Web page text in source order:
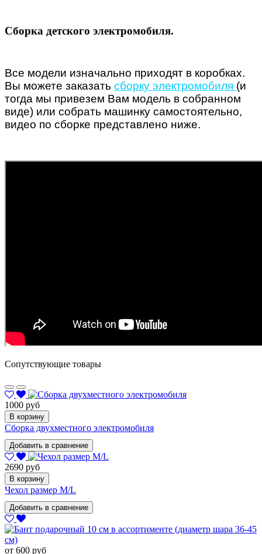
Сборка детского электромобиля.
Все модели изначально приходят в коробках.
Вы можете заказать сборку электромобиля (и
тогда мы привезем Вам модель в собранном
виде) или собрать машинку самостоятельно,
видео по сборке представлено ниже.
Сопутствующие товары
1000 руб
В корзину
Сборка двухместного электромобиля
Добавить в сравнение
2690 руб
В корзину
Чехол размер M/L
Добавить в сравнение
от 600 руб